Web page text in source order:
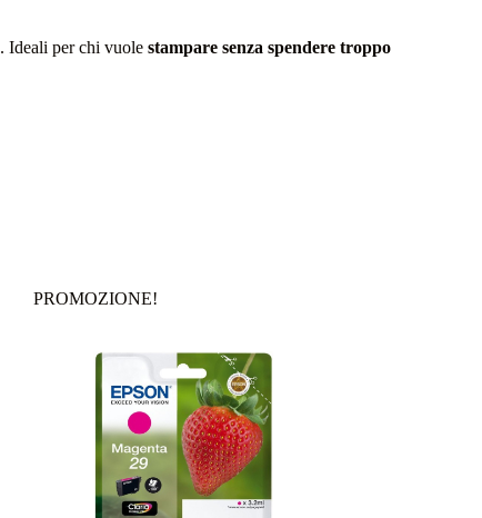
. Ideali per chi vuole stampare senza spendere troppo
PROMOZIONE!